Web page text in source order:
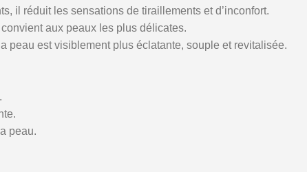
il réduit les sensations de tiraillements et d’inconfort.
aux peaux les plus délicates.
peau est visiblement plus éclatante, souple et revitalisée.
peau.